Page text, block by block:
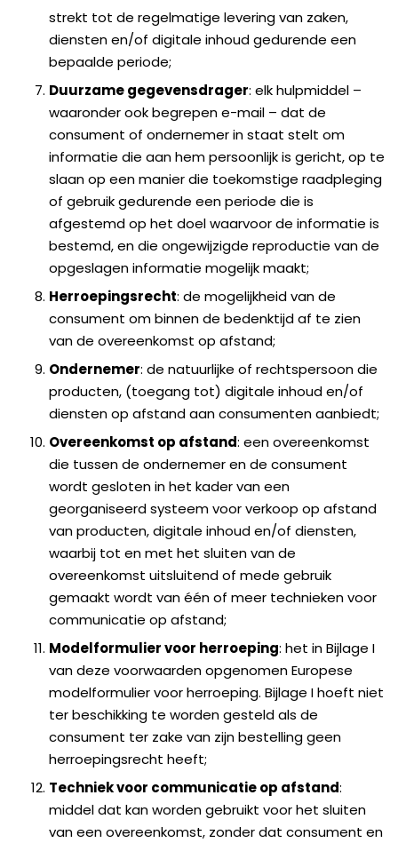
strekt tot de regelmatige levering van zaken,
diensten en/of digitale inhoud gedurende een
bepaalde periode;
Duurzame gegevensdrager: elk hulpmiddel –
waaronder ook begrepen e-mail – dat de
consument of ondernemer in staat stelt om
informatie die aan hem persoonlijk is gericht, op te
slaan op een manier die toekomstige raadpleging
of gebruik gedurende een periode die is
afgestemd op het doel waarvoor de informatie is
bestemd, en die ongewijzigde reproductie van de
opgeslagen informatie mogelijk maakt;
Herroepingsrecht: de mogelijkheid van de
consument om binnen de bedenktijd af te zien
van de overeenkomst op afstand;
Ondernemer: de natuurlijke of rechtspersoon die
producten, (toegang tot) digitale inhoud en/of
diensten op afstand aan consumenten aanbiedt;
Overeenkomst op afstand: een overeenkomst
die tussen de ondernemer en de consument
wordt gesloten in het kader van een
georganiseerd systeem voor verkoop op afstand
van producten, digitale inhoud en/of diensten,
waarbij tot en met het sluiten van de
overeenkomst uitsluitend of mede gebruik
gemaakt wordt van één of meer technieken voor
communicatie op afstand;
Modelformulier voor herroeping: het in Bijlage I
van deze voorwaarden opgenomen Europese
modelformulier voor herroeping. Bijlage I hoeft niet
ter beschikking te worden gesteld als de
consument ter zake van zijn bestelling geen
herroepingsrecht heeft;
Techniek voor communicatie op afstand:
middel dat kan worden gebruikt voor het sluiten
van een overeenkomst, zonder dat consument en